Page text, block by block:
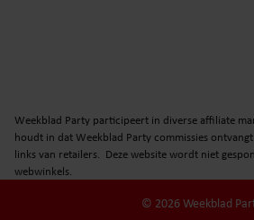
Weekblad Party participeert in diverse affiliate
houdt in dat Weekblad Party commissies
links van retailers. Deze website wordt niet
webwinkels.
© 2026 Weekblad